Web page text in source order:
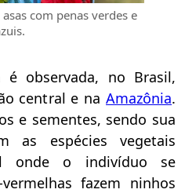
com penas verdes e
é observada, no Brasil,
central e na Amazônia.
e sementes, sendo sua
as espécies vegetais
onde o indivíduo se
fazem ninhos